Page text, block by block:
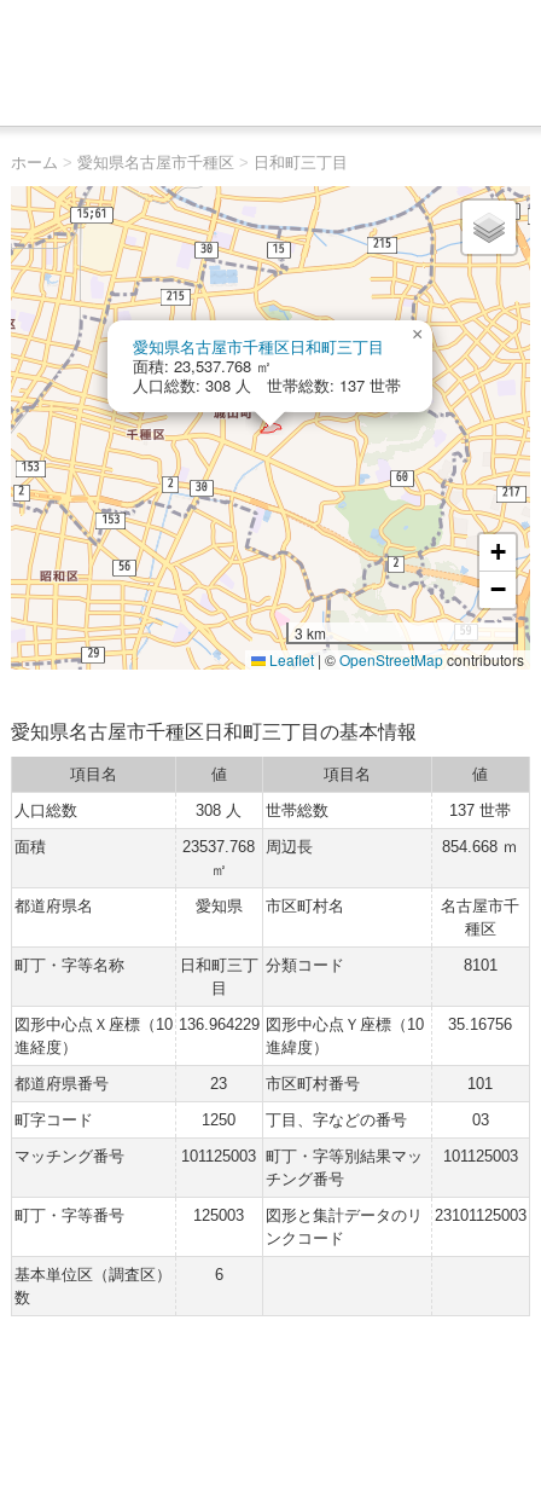
ホーム > 愛知県名古屋市千種区 > 日和町三丁目
愛知県名古屋市千種区日和町三丁目
面積: 23,537.768 ㎡
人口総数: 308 人 世帯総数: 137 世帯
×
+
−
3 km
Leaflet | ©OpenStreetMapcontributors
愛知県名古屋市千種区日和町三丁目の基本情報
項目名 値 項目名
値
人口総数
308 人 世帯総数
137 世帯
面積
23537.768
㎡
周辺長 854.668 ｍ
都道府県名 愛知県 市区町村名
名古屋市千
種区
町丁・字等名称
日和町三丁
目
分類コード 8101
図形中心点Ｘ座標（10
進経度）
136.964229 図形中心点Ｙ座標（10
進緯度）
35.16756
都道府県番号 23 市区町村番号
101
町字コード
1250 丁目、字などの番号
03
マッチング番号
101125003 町丁・字等別結果マッ
チング番号
101125003
町丁・字等番号 125003
図形と集計データのリ
ンクコード
23101125003
基本単位区（調査区）
数
6